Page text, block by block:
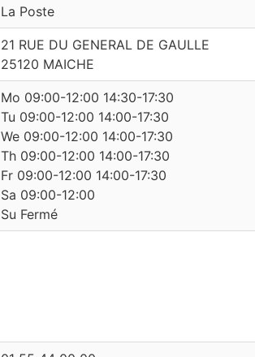
La Poste
21 RUE DU GENERAL DE GAULLE
25120 MAICHE
Mo 09:00-12:00 14:30-17:30
Tu 09:00-12:00 14:00-17:30
We 09:00-12:00 14:00-17:30
Th 09:00-12:00 14:00-17:30
Fr 09:00-12:00 14:00-17:30
Sa 09:00-12:00
Su Fermé